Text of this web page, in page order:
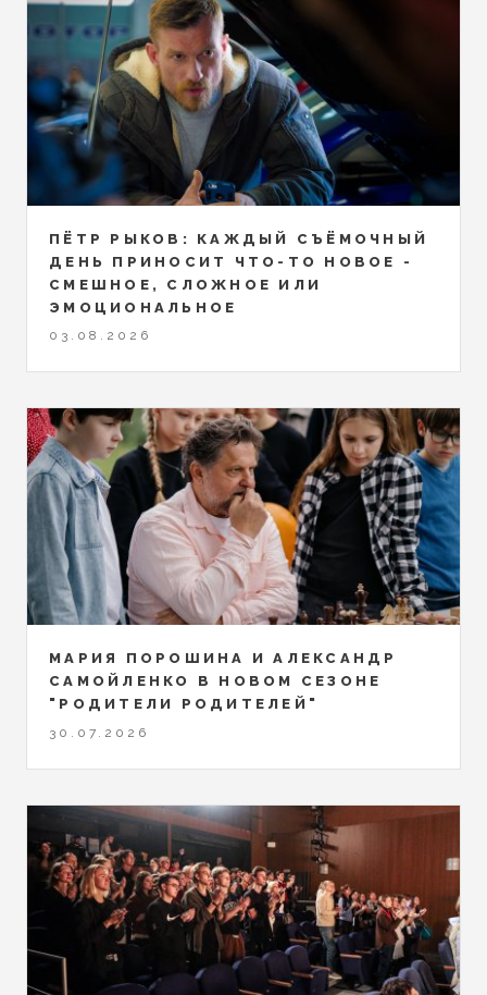
ПЁТР РЫКОВ: КАЖДЫЙ СЪЁМОЧНЫЙ
ДЕНЬ ПРИНОСИТ ЧТО-ТО НОВОЕ -
СМЕШНОЕ, СЛОЖНОЕ ИЛИ
ЭМОЦИОНАЛЬНОЕ
03.08.2026
МАРИЯ ПОРОШИНА И АЛЕКСАНДР
САМОЙЛЕНКО В НОВОМ СЕЗОНЕ
"РОДИТЕЛИ РОДИТЕЛЕЙ"
30.07.2026